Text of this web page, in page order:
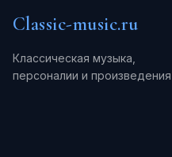
Classic-music.ru
Классическая музыка,
персоналии и произведения